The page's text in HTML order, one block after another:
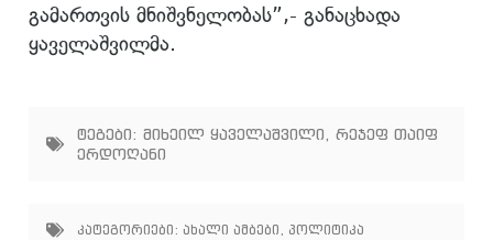
გამართვის მნიშვნელობას”,- განაცხადა
ყაველაშვილმა.
ტეგები: მიხეილ ყაველაშვილი
რეჯეფ თაიფ
ერდოღანი
კატეგორიები: ახალი ამბები , პოლიტიკა